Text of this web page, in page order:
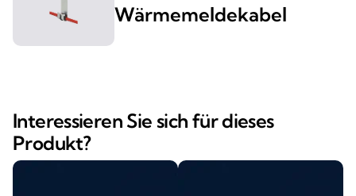
Wärmemeldekabel
Interessieren Sie sich für dieses
Produkt?